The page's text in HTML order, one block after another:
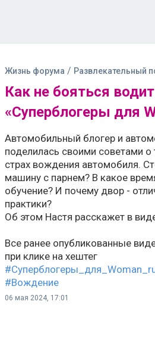
Жизнь форума / Развлекательный
Как не бояться
«Суперблогеры для
Автомобильный блогер и
поделилась своими советами о
страх вождения автомобиля.
машину с парнем? В какое
обучение? И почему двор -
практики?
Об этом Настя расскажет в
Все ранее опубликованные
при клике на хештег
#Вождение
06 мая 2024, 17:01